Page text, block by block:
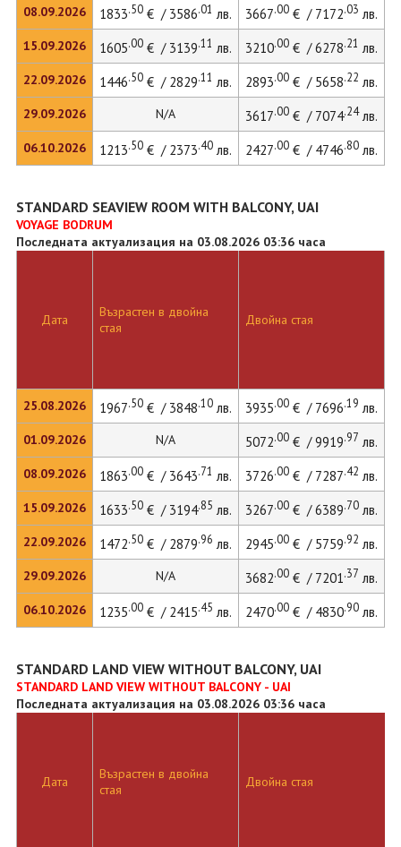
08.09.2026
15.09.2026
22.09.2026
29.09.2026
06.10.2026
1833.50€ / 3586.01 лв. 3667.00€ / 7172.03 лв.
1605.00€ / 3139.11 лв. 3210.00€ / 6278.21 лв.
1446.50€ / 2829.11 лв. 2893.00€ / 5658.22 лв.
N/A 3617.00€ / 7074.24лв.
1213.50€ / 2373.40лв. 2427.00€ / 4746.80лв.
STANDARD SEAVIEW ROOM WITH BALCONY, UAI
VOYAGE BODRUM
Последната актуализация на 03.08.2026 03:36 часа
Дата
25.08.2026
01.09.2026
08.09.2026
15.09.2026
22.09.2026
29.09.2026
06.10.2026
Възрастен в двойна
стая
Двойна стая
1967.50€ / 3848.10лв. 3935.00€ / 7696.19 лв.
N/A 5072.00€ / 9919.97 лв.
1863.00€ / 3643.71 лв. 3726.00€ / 7287.42 лв.
1633.50€ / 3194.85 лв. 3267.00€ / 6389.70лв.
1472.50€ / 2879.96 лв. 2945.00€ / 5759.92 лв.
N/A 3682.00€ / 7201.37 лв.
1235.00€ / 2415.45 лв. 2470.00€ / 4830.90лв.
STANDARD LAND VIEW WITHOUT BALCONY, UAI
STANDARD LAND VIEW WITHOUT BALCONY - UAI
Последната актуализация на 03.08.2026 03:36 часа
Дата
Възрастен в двойна
стая
Двойна стая